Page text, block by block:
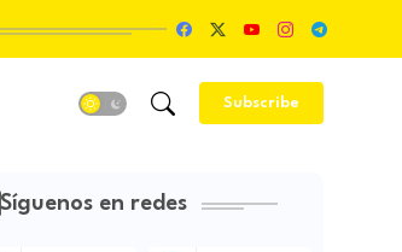
Subscribe
Síguenos en redes